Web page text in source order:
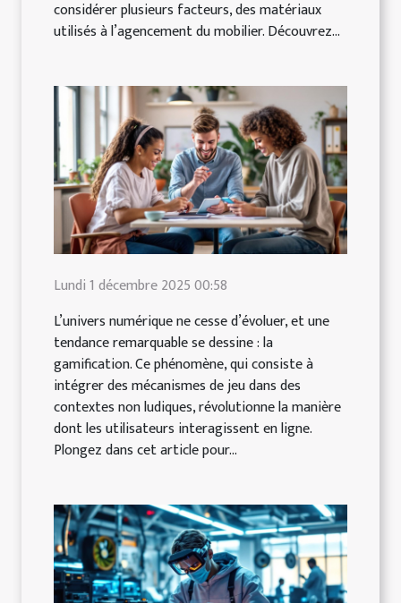
considérer plusieurs facteurs, des matériaux
utilisés à l’agencement du mobilier. Découvrez...
Lundi 1 décembre 2025 00:58
L’univers numérique ne cesse d’évoluer, et une
tendance remarquable se dessine : la
gamification. Ce phénomène, qui consiste à
intégrer des mécanismes de jeu dans des
contextes non ludiques, révolutionne la manière
dont les utilisateurs interagissent en ligne.
Plongez dans cet article pour...